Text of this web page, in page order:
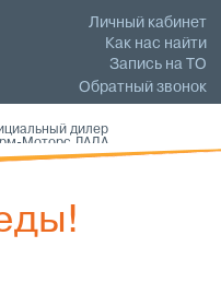
Личный кабинет
Как нас найти
Запись на ТО
Обратный звонок
дилер
Моторс ЛАДА